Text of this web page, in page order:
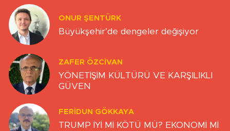
ONUR ŞENTÜRK
Büyükşehir’de dengeler değişiyor
ZAFER ÖZCIVAN
YÖNETİŞİM KÜLTÜRÜ VE KARŞILIKLI
GÜVEN
FERIDUN GÖKKAYA
TRUMP İYİ Mİ KÖTÜ MÜ? EKONOMİ Mİ